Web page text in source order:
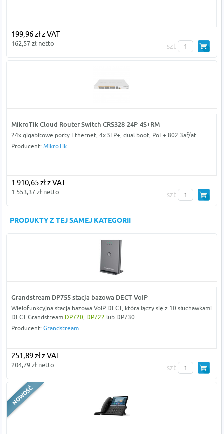
199,96 zł z VAT
162,57 zł netto szt
MikroTik Cloud Router Switch CRS328-24P-4S+RM
24x gigabitowe porty Ethernet, 4x SFP+, dual boot, PoE+ 802.3af/at
Producent: MikroTik
1 910,65 zł z VAT
1 553,37 zł netto szt
PRODUKTY Z TEJ SAMEJ KATEGORII
Grandstream DP755 stacja bazowa DECT VoIP
Wielofunkcyjna stacja bazowa VoIP DECT, która łączy się z 10 słuchawkami
DECT Grandstream DP720, DP722 lub DP730
Producent: Grandstream
251,89 zł z VAT
204,79 zł netto szt